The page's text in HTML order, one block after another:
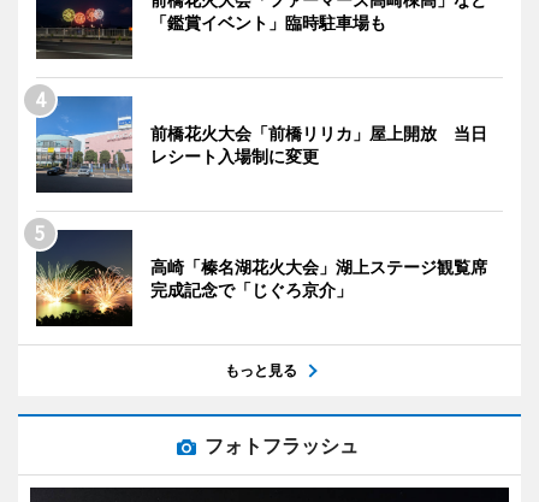
「鑑賞イベント」臨時駐車場も
前橋花火大会「前橋リリカ」屋上開放 当日
レシート入場制に変更
高崎「榛名湖花火大会」湖上ステージ観覧席
完成記念で「じぐろ京介」
もっと見る
フォトフラッシュ